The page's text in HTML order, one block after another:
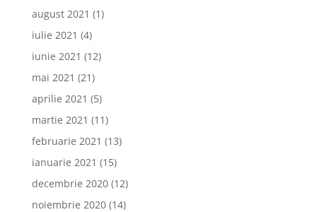
august 2021 (1)
iulie 2021 (4)
iunie 2021 (12)
mai 2021 (21)
aprilie 2021 (5)
martie 2021 (11)
februarie 2021 (13)
ianuarie 2021 (15)
decembrie 2020(12)
noiembrie 2020(14)